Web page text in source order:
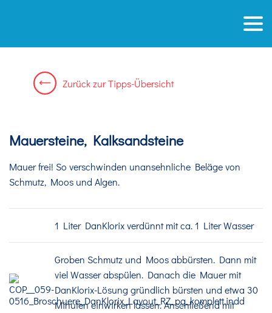
ZurückzurTipps-Übersicht
Mauersteine, Kalksandsteine
Mauer frei! So verschwinden unansehnliche Beläge von
Schmutz, Moos und Algen.
1 Liter DanKlorix verdünnt mit ca. 1 Liter Wasser
Groben Schmutz und Moos abbürsten. Dann mit
viel Wasser abspülen. Danach die Mauer mit
DanKlorix-Lösung gründlich bürsten und etwa 30
Minuten einwirken lassen. Anschließend mit